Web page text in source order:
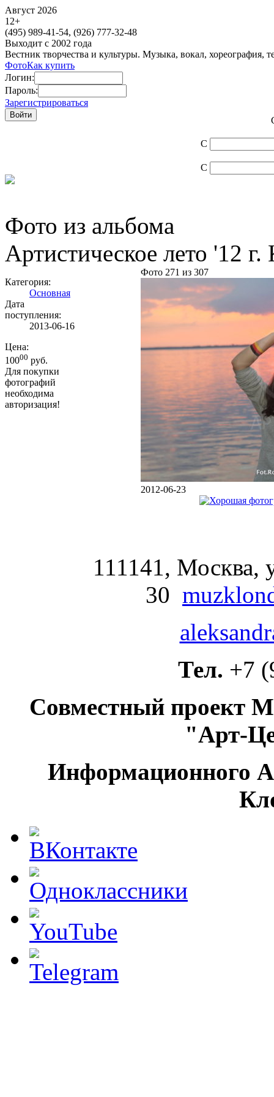
Август 2026
12+
(495) 989-41-54, (926) 777-32-48
Выходит с 2002 года
Вестник творчества и культуры. Музыка, вокал, хореография,
ФотоКак купить
Логин:
Пароль:
Зарегистрироваться
С
С
Фото из альбома
Артистическое лето '12
Категория:
Основная
Дата
поступления:
2013-06-16
Цена:
10000 руб.
Для покупки
фотографий
необходима
авторизация!
Фото 271 из 307
2012-06-23
111141, Москва,
30
Тел. +7
Совместный проект
"Арт-
Информационного